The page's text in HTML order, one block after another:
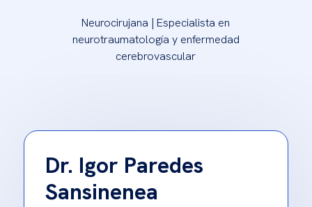
Neurocirujana | Especialista en
neurotraumatología y enfermedad
cerebrovascular
Dr. Igor Paredes
Sansinenea